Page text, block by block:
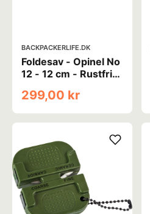
BACKPACKERLIFE.DK
Foldesav - Opinel No
12 - 12 cm - Rustfrit
299,00 kr